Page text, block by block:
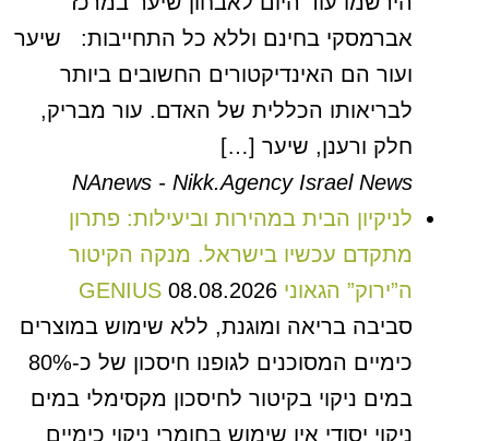
אברמסקי בחינם וללא כל התחייבות: שיער
ועור הם האינדיקטורים החשובים ביותר
לבריאותו הכללית של האדם. עור מבריק,
חלק ורענן, שיער […]
NAnews - Nikk.Agency Israel News
לניקיון הבית במהירות וביעילות: פתרון
מתקדם עכשיו בישראל. מנקה הקיטור
ה”ירוק” הגאוני GENIUS 08.08.2026
סביבה בריאה ומוגנת, ללא שימוש במוצרים
כימיים המסוכנים לגופנו חיסכון של כ-80%
במים ניקוי בקיטור לחיסכון מקסימלי במים
ניקוי יסודי אין שימוש בחומרי ניקוי כימיים